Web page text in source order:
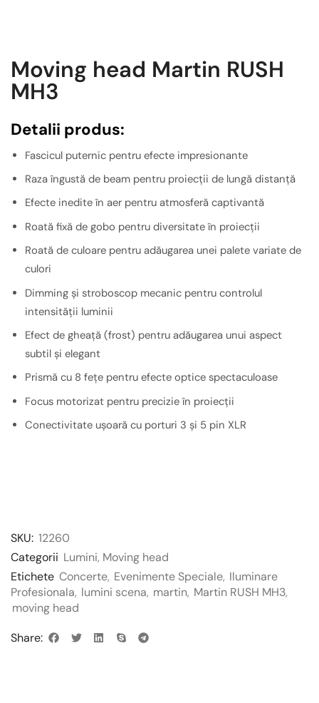
Moving head Martin RUSH
MH3
Detalii produs:
Fascicul puternic pentru efecte impresionante
Raza îngustă de beam pentru proiecții de lungă distanță
Efecte inedite în aer pentru atmosferă captivantă
Roată fixă de gobo pentru diversitate în proiecții
Roată de culoare pentru adăugarea unei palete variate de
culori
Dimming și stroboscop mecanic pentru controlul
intensității luminii
Efect de gheață (frost) pentru adăugarea unui aspect
subtil și elegant
Prismă cu 8 fețe pentru efecte optice spectaculoase
Focus motorizat pentru precizie în proiecții
Conectivitate ușoară cu porturi 3 și 5 pin XLR
SKU: 12260
Categorii Lumini, Moving head
Etichete Concerte, Evenimente Speciale, Iluminare
Profesionala, lumini scena, martin, Martin RUSH MH3,
moving head
Share: